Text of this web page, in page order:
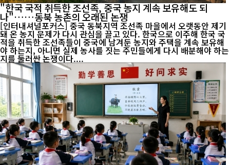
"한국 국적 취득한 조선족, 중국 농지 계속 보유해도 되
나"……동북 농촌의 오래된 논쟁
[인터내셔널포커스] 중국 동북지역 조선족 마을에서 오랫동안 제기
돼 온 농지 문제가 다시 관심을 끌고 있다. 한국으로 이주해 한국 국
적을 취득한 조선족들이 중국에 남겨둔 농지와 주택을 계속 보유해
야 하는지, 아니면 실제 농사를 짓는 주민들에게 다시 배분해야 하는
지를 둘러싼 논쟁이다....